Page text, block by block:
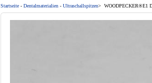
Startseite - Dentalmaterialien - Ultraschallspitzen> WOODPECKER®E1